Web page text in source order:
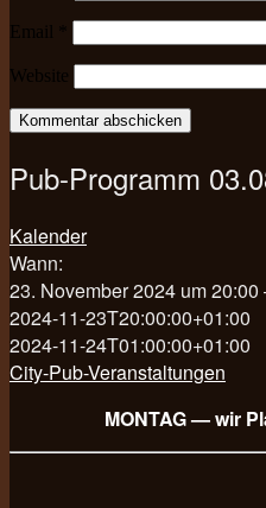
Email
Website
Pub-Programm
Kalender
Wann:
23. November 2024 um
2024-11-23T20:00:00+01:00
2024-11-24T01:00:00+01:00
City-Pub-Veranstaltungen
MONTAG — wir